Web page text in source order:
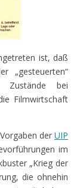
ist, daß
„gesteuerten“
Zustände bei
Filmwirtschaft
der UIP
im
„Krieg der
die ohnehin